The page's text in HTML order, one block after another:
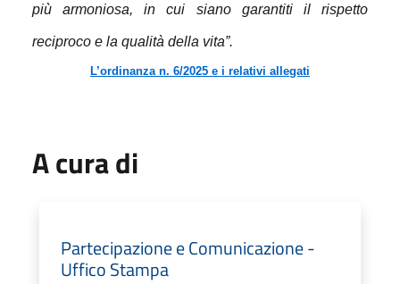
più armoniosa, in cui siano garantiti il rispetto
reciproco e la qualità della vita”.
L’ordinanza n. 6/2025 e i relativi allegati
A cura di
Partecipazione e Comunicazione -
Uffico Stampa